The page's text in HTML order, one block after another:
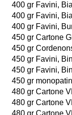
400 gr Favini,
450 gr